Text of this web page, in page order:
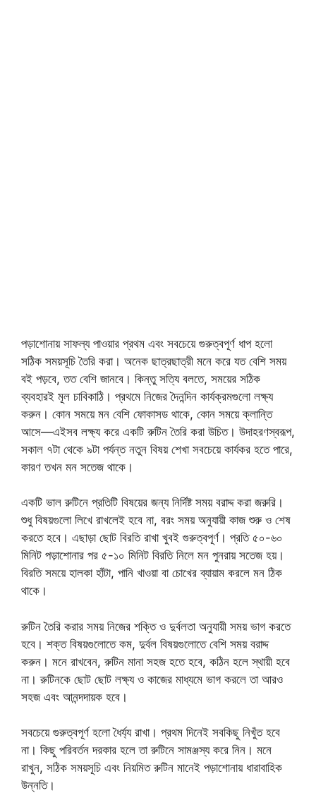
পড়াশোনায় সাফল্য পাওয়ার প্রথম এবং সবচেয়ে গুরুত্বপূর্ণ ধাপ হলো
সঠিক সময়সূচি তৈরি করা। অনেক ছাত্রছাত্রী মনে করে যত বেশি সময়
বই পড়বে, তত বেশি জানবে। কিন্তু সত্যি বলতে, সময়ের সঠিক
ব্যবহারই মূল চাবিকাঠি। প্রথমে নিজের দৈনন্দিন কার্যক্রমগুলো লক্ষ্য
করুন। কোন সময়ে মন বেশি ফোকাসড থাকে, কোন সময়ে ক্লান্তি
আসে—এইসব লক্ষ্য করে একটি রুটিন তৈরি করা উচিত। উদাহরণস্বরূপ,
সকাল ৭টা থেকে ৯টা পর্যন্ত নতুন বিষয় শেখা সবচেয়ে কার্যকর হতে পারে,
কারণ তখন মন সতেজ থাকে।
একটি ভাল রুটিনে প্রতিটি বিষয়ের জন্য নির্দিষ্ট সময় বরাদ্দ করা জরুরি।
শুধু বিষয়গুলো লিখে রাখলেই হবে না, বরং সময় অনুযায়ী কাজ শুরু ও শেষ
করতে হবে। এছাড়া ছোট বিরতি রাখা খুবই গুরুত্বপূর্ণ। প্রতি ৫০-৬০
মিনিট পড়াশোনার পর ৫-১০ মিনিট বিরতি নিলে মন পুনরায় সতেজ হয়।
বিরতি সময়ে হালকা হাঁটা, পানি খাওয়া বা চোখের ব্যায়াম করলে মন ঠিক
থাকে।
রুটিন তৈরি করার সময় নিজের শক্তি ও দুর্বলতা অনুযায়ী সময় ভাগ করতে
হবে। শক্ত বিষয়গুলোতে কম, দুর্বল বিষয়গুলোতে বেশি সময় বরাদ্দ
করুন। মনে রাখবেন, রুটিন মানা সহজ হতে হবে, কঠিন হলে স্থায়ী হবে
না। রুটিনকে ছোট ছোট লক্ষ্য ও কাজের মাধ্যমে ভাগ করলে তা আরও
সহজ এবং আনন্দদায়ক হবে।
সবচেয়ে গুরুত্বপূর্ণ হলো ধৈর্য্য রাখা। প্রথম দিনেই সবকিছু নিখুঁত হবে
না। কিছু পরিবর্তন দরকার হলে তা রুটিনে সামঞ্জস্য করে নিন। মনে
রাখুন, সঠিক সময়সূচি এবং নিয়মিত রুটিন মানেই পড়াশোনায় ধারাবাহিক
উন্নতি।